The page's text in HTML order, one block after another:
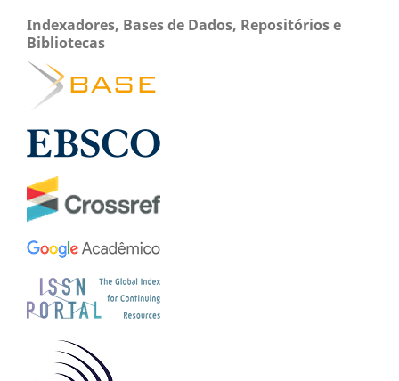
Indexadores, Bases de Dados, Repositórios e
Bibliotecas